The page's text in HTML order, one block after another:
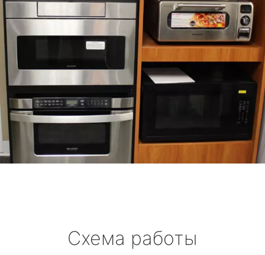
Схема работы